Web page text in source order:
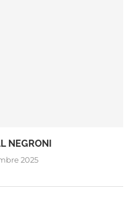
NEGRONI
2025